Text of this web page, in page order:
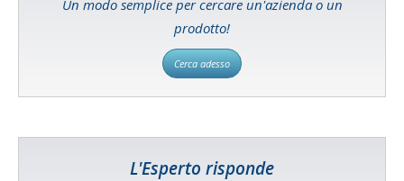
Un modo semplice per cercare un'azienda o un
prodotto!
Cerca adesso
L'Esperto risponde